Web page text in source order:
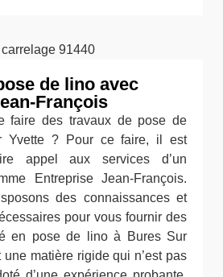
de lino avec
François
faire des travaux de pose de
Yvette ? Pour ce faire, il est
appel aux services d’un
Entreprise Jean-François.
des connaissances et
pour vous fournir des
en pose de lino à Bures Sur
matière rigide qui n’est pas